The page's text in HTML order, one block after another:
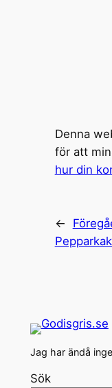
Denna
för att
hur din
←
Jag har ändå
Sök